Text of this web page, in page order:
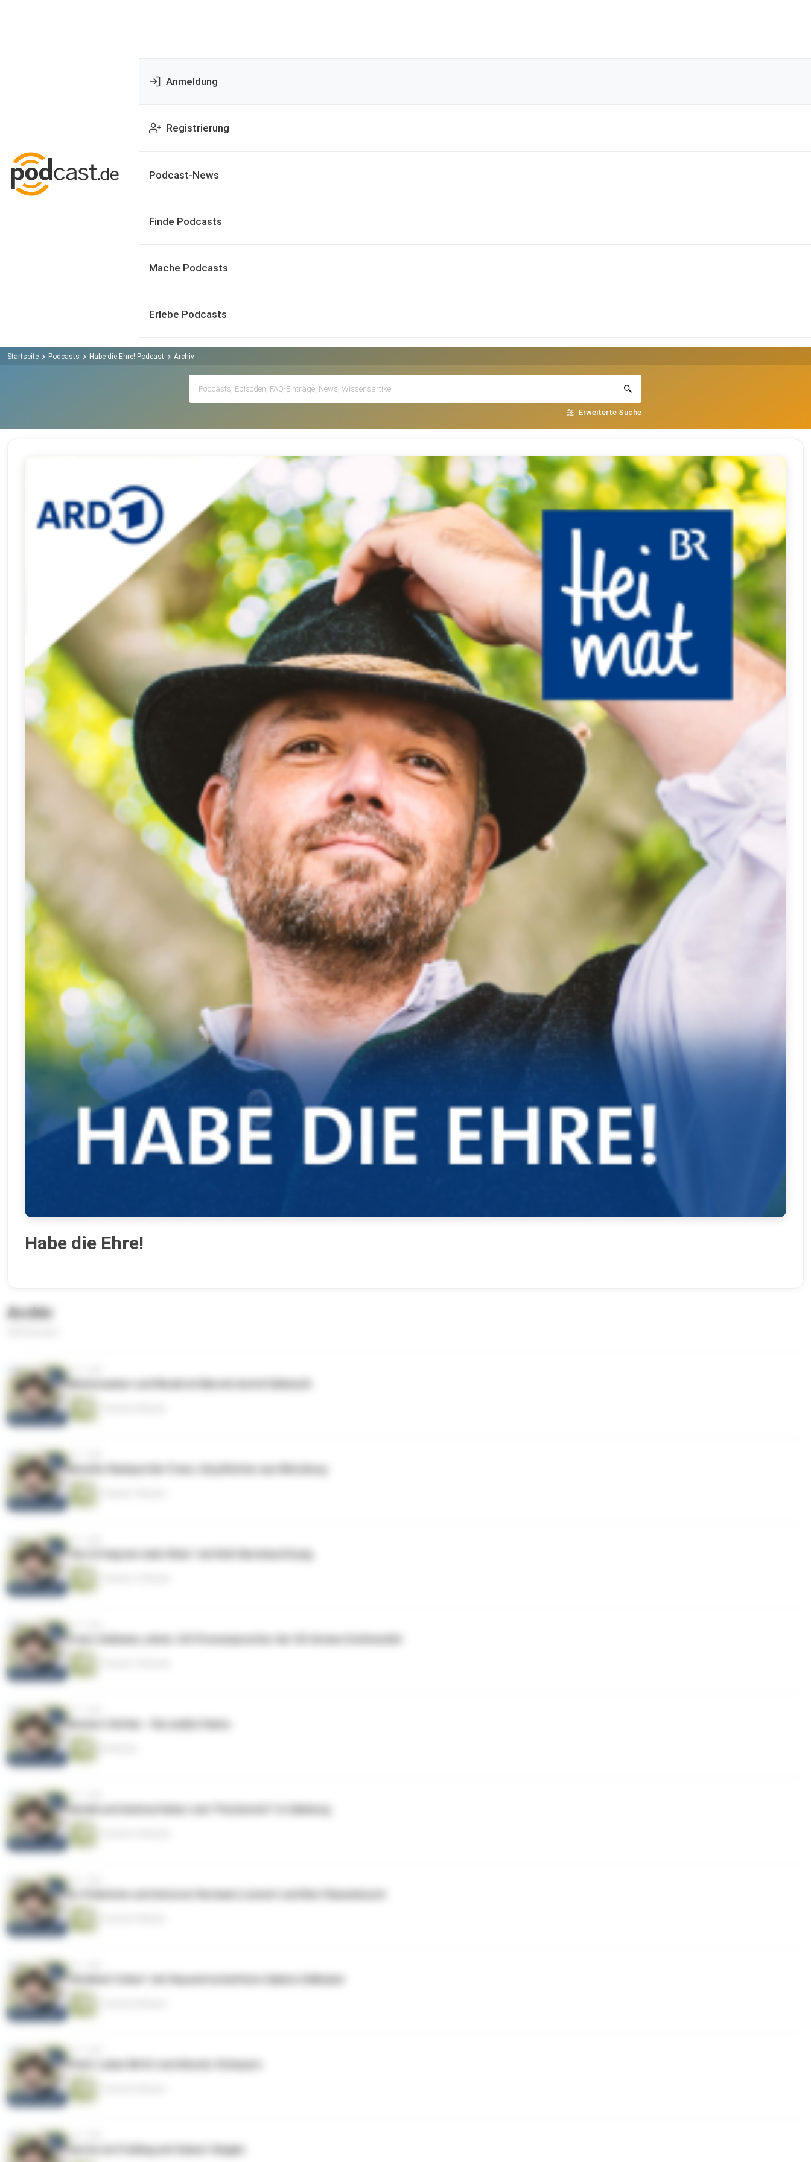
Anmeldung
Registrierung
Podcast-News
Finde Podcasts
Mache Podcasts
Erlebe Podcasts
Startseite Podcasts Habe die Ehre! Podcast Archiv
Erweiterte Suche
Archiv
vor 1 Jahr
Blütenzauber und Musik im Mai mit Astrid Süßmuth
vor 1 Jahr
Benefiz-Radsportler Franz Jörg Richter aus Würzburg
vor 1 Jahr
"Der Erfolg hat viele Väter" mit Rolf-Bernhard Essig
vor 1 Jahr
Franz Zeilmann, ehem. US-Pressesprecher der US-Armee Grafenwöhr
vor 1 Jahr
Norbert Göttler - Die weiße Fahne
vor 1 Jahr
Harald und Andrea Huber vom "Fischerwirt" in Salzburg
vor 1 Jahr
Ex-Polizisten und Autoren Hermann Lennert und Bert Rauenbusch
vor 1 Jahr
"Kindheit früher" mit Hauswirtschafterin Sabine Zellhuber
vor 1 Jahr
Pater Lukas Wirth vom Kloster Scheyern
vor 1 Jahr
Garten im Frühling mit Hubert Siegler
Habe die Ehre!